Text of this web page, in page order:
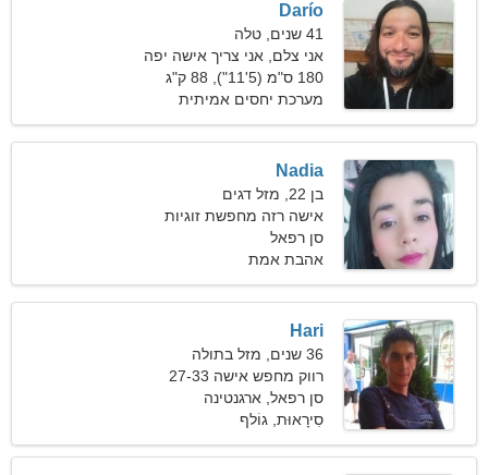
Darío
41 שנים, טלה
אני צלם, אני צריך אישה יפה
180 ס"מ (5'11"), 88 ק"ג
(194 פאונד)
מערכת יחסים אמיתית
Nadia
בן 22, מזל דגים
אישה רזה מחפשת זוגיות
סן רפאל
אהבת אמת
Hari
36 שנים, מזל בתולה
רווק מחפש אישה 27-33
סן רפאל, ארגנטינה
סִירָאוּת, גוֹלף